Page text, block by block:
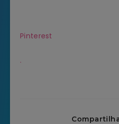
Pinterest
.